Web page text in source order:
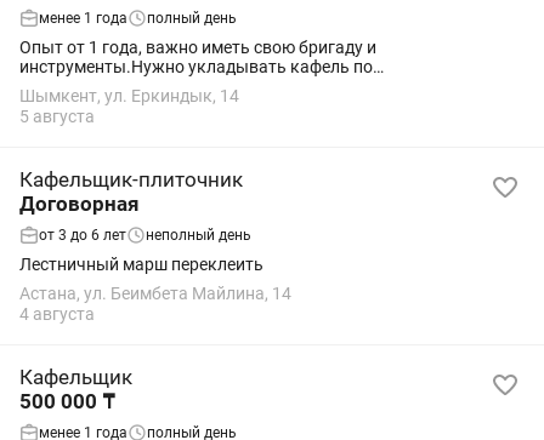
менее 1 года полный день
Опыт от 1 года, важно иметь свою бригаду и
инструменты.Нужно укладывать кафель по
полу,стена,балкон,кухня
Шымкент, ул. Еркиндык, 14
5 августа
Кафельщик-плиточник
Договорная
от 3 до 6 лет неполный день
Лестничный марш переклеить
Астана, ул. Беимбета Майлина, 14
4 августа
Кафельщик
500 000 ₸
менее 1 года полный день